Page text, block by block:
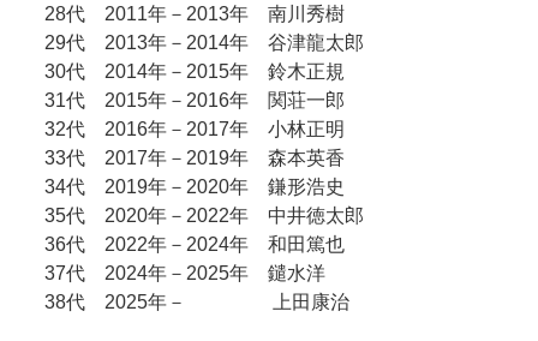
28代 2011年－2013年 南川秀樹
29代 2013年－2014年 谷津龍太郎
30代 2014年－2015年 鈴木正規
31代 2015年－2016年 関荘一郎
32代 2016年－2017年 小林正明
33代 2017年－2019年 森本英香
34代 2019年－2020年 鎌形浩史
35代 2020年－2022年 中井徳太郎
36代 2022年－2024年 和田篤也
37代 2024年－2025年 鑓水洋
38代 2025年－ 上田康治